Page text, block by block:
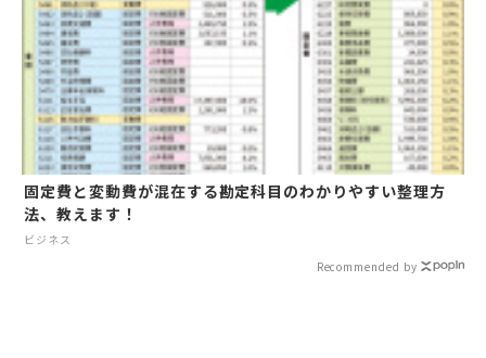
固定費と変動費が混在する勘定科目のわかりやすい整理方
法、教えます！
ビジネス
Recommended by